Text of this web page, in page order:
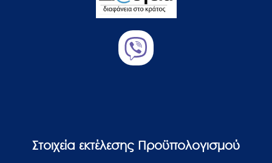
Στοιχεία εκτέλεσης Προϋπολογισμού